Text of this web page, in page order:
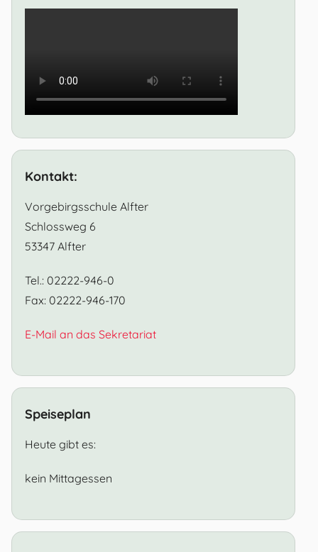
Kontakt:
Vorgebirgsschule Alfter
Schlossweg 6
53347 Alfter
Tel.: 02222-946-0
Fax: 02222-946-170
E-Mail an das Sekretariat
Speiseplan
Heute gibt es:
kein Mittagessen